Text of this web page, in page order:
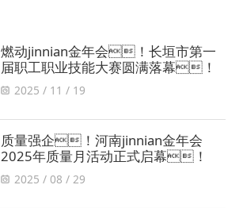
燃动jinnian金年会！长垣市第一
届职工职业技能大赛圆满落幕！
2025 / 11 / 19
质量强企！河南jinnian金年会
2025年质量月活动正式启幕！
2025 / 08 / 29